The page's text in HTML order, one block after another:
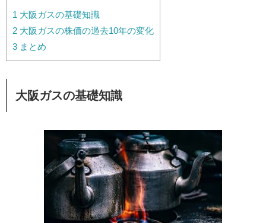
1 大阪ガスの基礎知識
2 大阪ガスの株価の過去10年の変化
3 まとめ
大阪ガスの基礎知識